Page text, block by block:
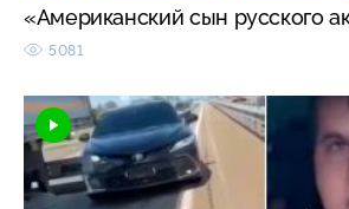
«Американский сын русского
5081